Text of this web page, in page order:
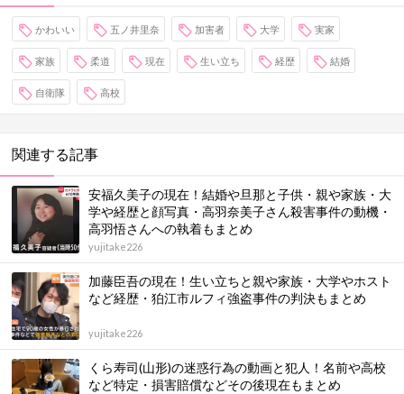
かわいい 五ノ井里奈 加害者 大学 実家
家族 柔道 現在 生い立ち 経歴 結婚
自衛隊 高校
関連する記事
安福久美子の現在！結婚や旦那と子供・親や家族・大
学や経歴と顔写真・高羽奈美子さん殺害事件の動機・
高羽悟さんへの執着もまとめ
yujitake226
加藤臣吾の現在！生い立ちと親や家族・大学やホスト
など経歴・狛江市ルフィ強盗事件の判決もまとめ
yujitake226
くら寿司(山形)の迷惑行為の動画と犯人！名前や高校
など特定・損害賠償などその後現在もまとめ